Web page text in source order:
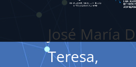
José María
Teresa,